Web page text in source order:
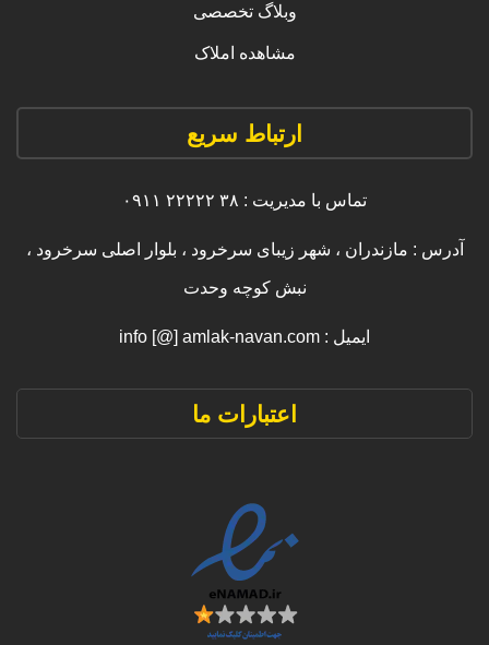
وبلاگ تخصصی
مشاهده املاک
ارتباط سریع
تماس با مدیریت : ۳۸ ۲۲۲۲۲ ۰۹۱۱
آدرس : مازندران ، شهر زیبای سرخرود ، بلوار اصلی سرخرود ،
نبش کوچه وحدت
ایمیل : info [@] amlak-navan.com
اعتبارات ما